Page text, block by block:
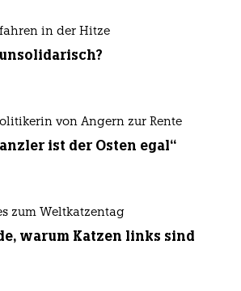
in der Hitze
von Angern zur Rente
ist der Osten egal“
zum Weltkatzentag
warum Katzen links sind